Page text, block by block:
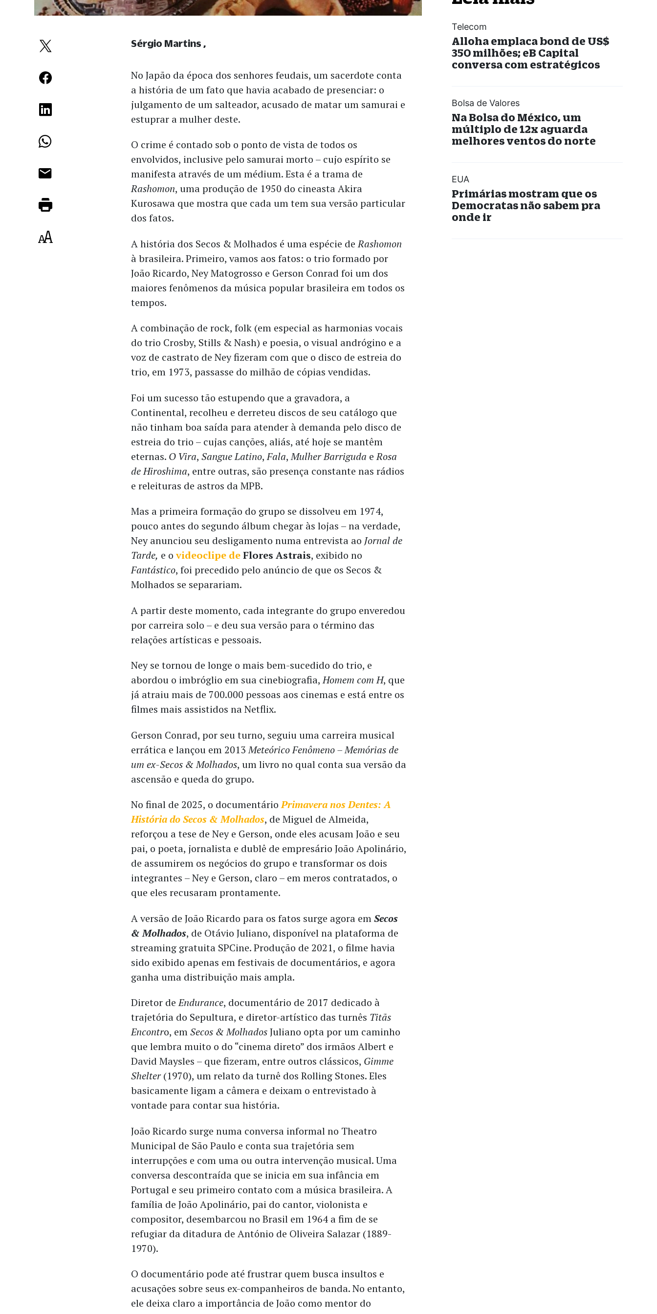
No Japão da época dos senhores feudais, um sacerdote conta
a história de um fato que havia acabado de presenciar: o
julgamento de um salteador, acusado de matar um samurai e
estuprar a mulher deste.
O crime é contado sob o ponto de vista de todos os
envolvidos, inclusive pelo samurai morto – cujo espírito se
manifesta através de um médium. Esta é a trama de
Rashomon, uma produção de 1950 do cineasta Akira
Kurosawa que mostra que cada um tem sua versão particular
dos fatos.
A história dos Secos & Molhados é uma espécie deRashomon
à brasileira. Primeiro, vamos aos fatos: o trio formado por
João Ricardo, Ney Matogrosso e Gerson Conrad foi um dos
maiores fenômenos da música popular brasileira em todos os
tempos.
A combinação de rock, folk (em especial as harmonias vocais
do trio Crosby, Stills & Nash) e poesia, o visual andrógino e a
voz de castrato de Ney fizeram com que o disco de estreia do
trio, em 1973, passasse do milhão de cópias vendidas.
Foi um sucesso tão estupendo que a gravadora, a
Continental, recolheu e derreteu discos de seu catálogo que
não tinham boa saída para atender à demanda pelo disco de
estreia do trio – cujas canções, aliás, até hoje se mantêm
eternas. O Vira,Sangue Latino,Fala,Mulher Barriguda eRosa
de Hiroshima, entre outras, são presença constante nas rádios
e releituras de astros da MPB.
Mas a primeira formação do grupo se dissolveu em 1974,
pouco antes do segundo álbum chegar às lojas – na verdade,
Ney anunciou seu desligamento numa entrevista ao Jornal de
Tarde, e ovideoclipe deFlores Astrais, exibido no
Fantástico, foi precedido pelo anúncio de que os Secos &
Molhados se separariam.
A partir deste momento, cada integrante do grupo enveredou
por carreira solo – e deu sua versão para o término das
relações artísticas e pessoais.
Ney se tornou de longe o mais bem-sucedido do trio, e
abordou o imbróglio em sua cinebiografia,Homem com H, que
já atraiu mais de 700.000 pessoas aos cinemas e está entre os
filmes mais assistidos na Netflix.
Gerson Conrad, por seu turno, seguiu uma carreira musical
errática e lançou em 2013Meteórico Fenômeno – Memórias de
um ex-Secos & Molhados, um livro no qual conta sua versão da
ascensão e queda do grupo.
No final de 2025, o documentárioPrimavera nos Dentes: A
História do Secos & Molhados, de Miguel de Almeida,
reforçou a tese de Ney e Gerson, onde eles acusam João e seu
pai, o poeta, jornalista e dublê de empresário João Apolinário,
de assumirem os negócios do grupo e transformar os dois
integrantes – Ney e Gerson, claro – em meros contratados, o
que eles recusaram prontamente.
A versão de João Ricardo para os fatos surge agora emSecos
& Molhados, de Otávio Juliano, disponível na plataforma de
streaming gratuita SPCine. Produção de 2021, o filme havia
sido exibido apenas em festivais de documentários, e agora
ganha uma distribuição mais ampla.
Diretor deEndurance, documentário de 2017 dedicado à
trajetória do Sepultura, e diretor-artístico das turnês Titãs
Encontro, emSecos & MolhadosJuliano opta por um caminho
que lembra muito o do “cinema direto” dos irmãos Albert e
David Maysles – que fizeram, entre outros clássicos, Gimme
Shelter(1970), um relato da turnê dos Rolling Stones. Eles
basicamente ligam a câmera e deixam o entrevistado à
vontade para contar sua história.
João Ricardo surge numa conversa informal no Theatro
Municipal de São Paulo e conta sua trajetória sem
interrupções e com uma ou outra intervenção musical. Uma
conversa descontraída que se inicia em sua infância em
Portugal e seu primeiro contato com a música brasileira. A
família de João Apolinário, pai do cantor, violonista e
compositor, desembarcou no Brasil em 1964 a fim de se
refugiar da ditadura de António de Oliveira Salazar (1889-
1970).
O documentário pode até frustrar quem busca insultos e
acusações sobre seus ex-companheiros de banda. No entanto,
ele deixa claro a importância de João como mentor do
Sérgio Martins
Telecom
Alloha emplaca bond de US$
350 milhões; eB Capital
conversa com estratégicos
Bolsa de Valores
Na Bolsa do México, um
múltiplo de 12x aguarda
melhores ventos do norte
EUA
Primárias mostram que os
Democratas não sabem pra
onde ir